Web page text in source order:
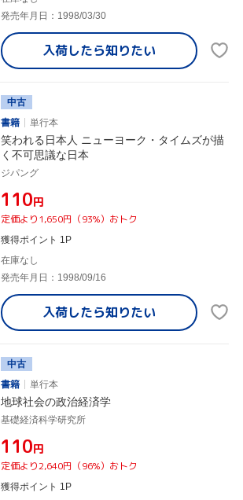
発売年月日：1998/03/30
入荷したら知りたい
中古
書籍
単行本
笑われる日本人 ニューヨーク・タイムズが描
く不可思議な日本
ジパング
¥110円
定価より1,650円（93%）おトク
獲得ポイント 1P
在庫なし
発売年月日：1998/09/16
入荷したら知りたい
中古
書籍
単行本
地球社会の政治経済学
基礎経済科学研究所
¥110円
定価より2,640円（96%）おトク
獲得ポイント 1P